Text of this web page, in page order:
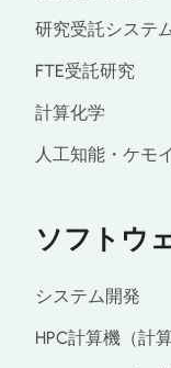
研究受託システ
FTE受託研究
計算化学
人工知能・ケモ
ソフトウ
システム開発
HPC計算機（計